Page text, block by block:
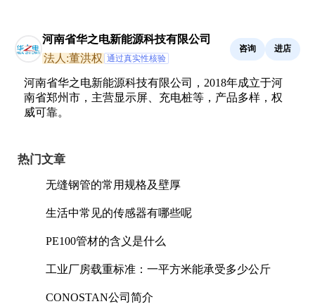
河南省华之电新能源科技有限公司
法人:董洪权 通过真实性核验
咨询 进店
河南省华之电新能源科技有限公司，2018年成立于河
南省郑州市，主营显示屏、充电桩等，产品多样，权
威可靠。
热门文章
无缝钢管的常用规格及壁厚
生活中常见的传感器有哪些呢
PE100管材的含义是什么
工业厂房载重标准：一平方米能承受多少公斤
CONOSTAN公司简介